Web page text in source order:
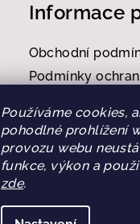
Používáme cookies,
pohodlné prohlížení
provozu webu
funkce, výkon a
zde.
Informace
Obchodní
Podmínky
Doprava a platba
Reklamační řád
Kontakty